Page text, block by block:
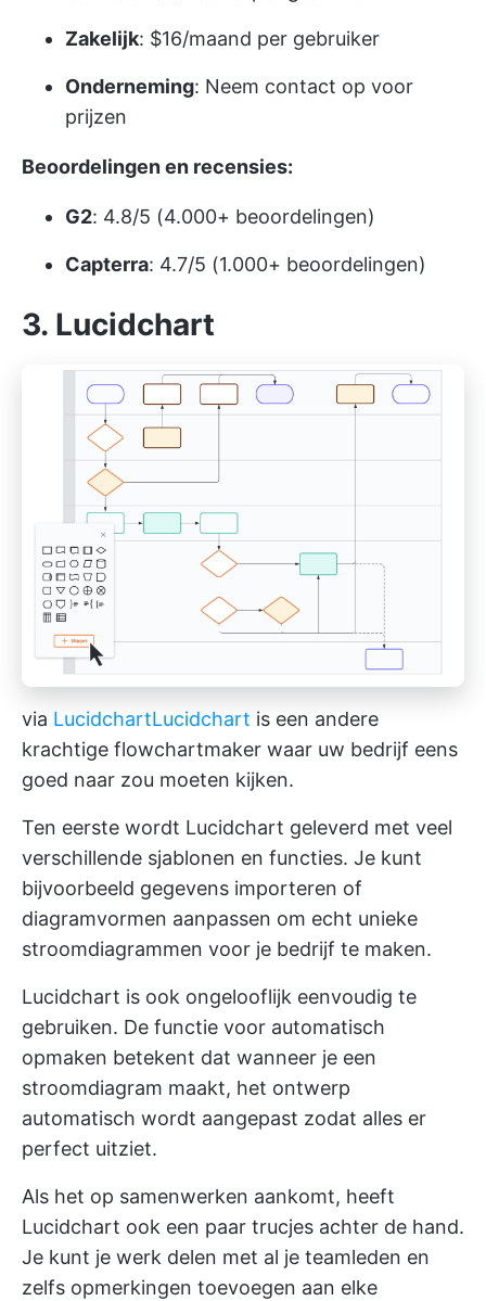
Zakelijk: $16/maand per gebruiker
Onderneming: Neem contact op voor
prijzen
Beoordelingen en recensies:
G2: 4.8/5 (4.000+ beoordelingen)
Capterra: 4.7/5 (1.000+ beoordelingen)
3. Lucidchart
via LucidchartLucidchart is een andere
krachtige flowchartmaker waar uw bedrijf eens
goed naar zou moeten kijken.
Ten eerste wordt Lucidchart geleverd met veel
verschillende sjablonen en functies. Je kunt
bijvoorbeeld gegevens importeren of
diagramvormen aanpassen om echt unieke
stroomdiagrammen voor je bedrijf te maken.
Lucidchart is ook ongelooflijk eenvoudig te
gebruiken. De functie voor automatisch
opmaken betekent dat wanneer je een
stroomdiagram maakt, het ontwerp
automatisch wordt aangepast zodat alles er
perfect uitziet.
Als het op samenwerken aankomt, heeft
Lucidchart ook een paar trucjes achter de hand.
Je kunt je werk delen met al je teamleden en
zelfs opmerkingen toevoegen aan elke